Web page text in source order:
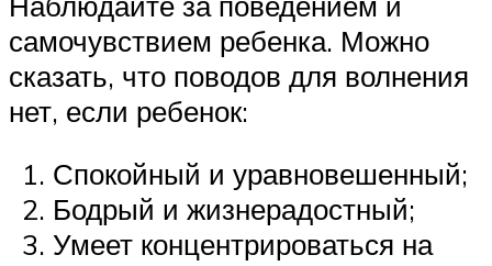
самочувствием ребенка. Можно
сказать, что поводов для волнения
нет, если ребенок:
Спокойный и уравновешенный;
Бодрый и жизнерадостный;
Умеет концентрироваться на